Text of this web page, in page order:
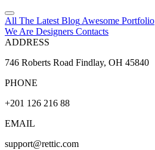
All The Latest Blog Awesome Portfolio
We Are Designers Contacts
ADDRESS
746 Roberts Road Findlay, OH 45840
PHONE
+201 126 216 88
EMAIL
support@rettic.com